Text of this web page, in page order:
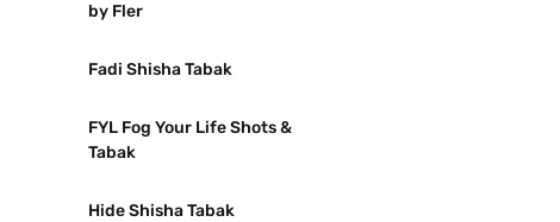
by Fler
Fadi Shisha Tabak
FYL Fog Your Life Shots &
Tabak
Hide Shisha Tabak